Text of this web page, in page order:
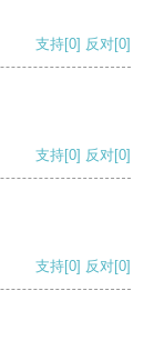
支持[0] 反对[0]
支持[0] 反对[0]
支持[0] 反对[0]